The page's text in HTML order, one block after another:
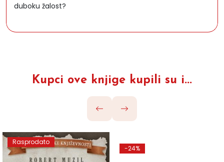
duboku žalost?
Kupci ove knjige kupili su i...
Rasprodato
-24%